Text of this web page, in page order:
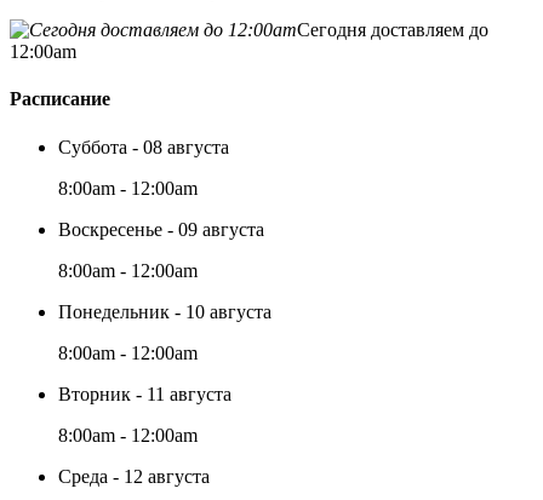
Сегодня доставляем до
12:00am
Расписание
Суббота - 08 августа
8:00am - 12:00am
Воскресенье - 09 августа
8:00am - 12:00am
Понедельник - 10 августа
8:00am - 12:00am
Вторник - 11 августа
8:00am - 12:00am
Среда - 12 августа